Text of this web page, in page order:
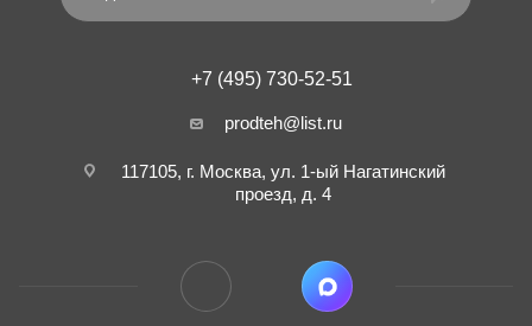
+7 (495) 730-52-51
prodteh@list.ru
117105, г. Москва, ул. 1-ый Нагатинский
проезд, д. 4